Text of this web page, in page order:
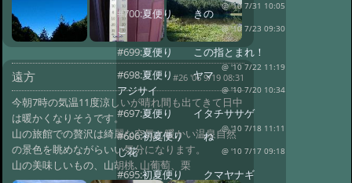
遠方 #26 '06 9/19 08:31
今朝7時の気温11度涼しいが晴れ間も出てきて日中
は暖かくなりそうです。
山の旅館での贅沢は綺麗な空気と暖かい温泉自然
の景色を眺めながらいい気分になります。
山の美味しいもの、山胡桃､山葡萄、栗
@ '10 7/31 10:05
#700:夏便り きの
こ
@ '10 7/23 09:30
#699:夏便り この指とまれ！
@ '10 7/22 11:19
#698:夏便り ヤマ
アジサイ
@ '10 7/20 10:34
#697:夏便り イタチササゲ
@ '10 7/18 11:11
#696:初夏便り ね
じ花
@ '10 7/17 09:18
#695:初夏便り クマヤナギ